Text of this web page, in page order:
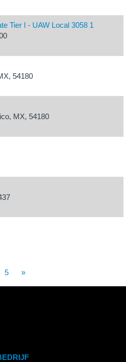
Tier I - UAW Local 3058 1
54180
MX, 54180
5 »